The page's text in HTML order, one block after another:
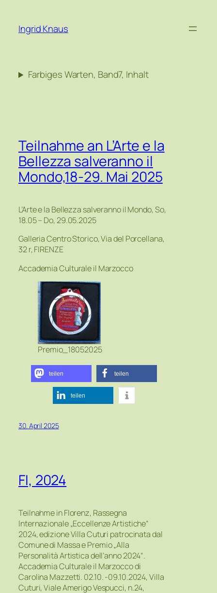
springen
Ingrid Knaus
Farbiges Warten, Band7, Inhalt
Teilnahme an L’Arte e la
Bellezza salveranno il
Mondo,18-29. Mai 2025
L’Arte e la Bellezza salveranno il Mondo, So,
18.05 – Do, 29.05.2025
Galleria Centro Storico, Via del Porcellana,
32 r, FIRENZE
Accademia Culturale il Marzocco
Premio_18052025
teilen teilen
teilen
30. April 2025
FI, 2024
Teilnahme in Florenz, Rassegna
Internazionale „Eccellenze Artistiche“
2024, edizione Villa Cuturi patrocinata dal
Comune di Massa e Premio „Alla
Personalità Artistica dell’anno 2024“.
Accademia Culturale il Marzocco di
Carolina Mazzetti. 02.10. -09.10.2024, Villa
Cuturi, Viale Amerigo Vespucci, n.24,